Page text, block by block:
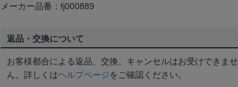
メーカー品番：fj000889
返品・交換について
お客様都合による返品、交換、キャンセルはお受けできませ
ん。詳しくはヘルプページをご確認ください。